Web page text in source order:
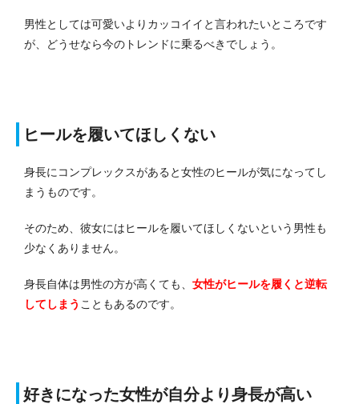
男性としては可愛いよりカッコイイと言われたいところです
が、どうせなら今のトレンドに乗るべきでしょう。
ヒールを履いてほしくない
身長にコンプレックスがあると女性のヒールが気になってし
まうものです。
そのため、彼女にはヒールを履いてほしくないという男性も
少なくありません。
身長自体は男性の方が高くても、 女性がヒールを履くと逆転
してしまう こともあるのです。
好きになった女性が自分より身長が高い